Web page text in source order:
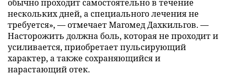
обычно проходит самостоятельно в течение
нескольких дней, а специального лечения не
требуется», — отмечает Магомед Дахкильгов. —
Насторожить должна боль, которая не проходит и
усиливается, приобретает пульсирующий
характер, а также сохраняющийся и
нарастающий отек.